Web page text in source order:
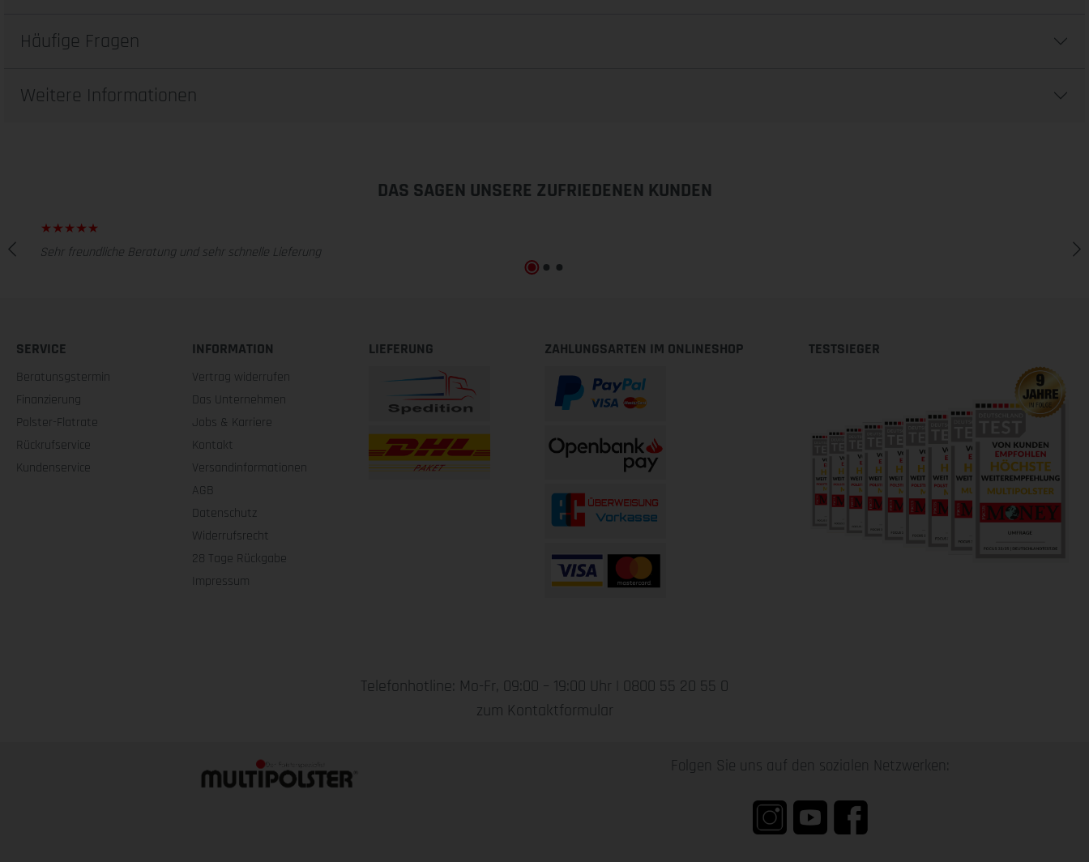
Häufige Fragen
Weitere Informationen
DAS SAGEN UNSERE ZUFRIEDENEN KUNDEN
Sehr freundliche Beratung und sehr schnelle Lieferung
SERVICE
Beratunsgstermin
Finanzierung
Polster-Flatrate
Rückrufservice
Kundenservice
INFORMATION
Vertrag widerrufen
Das Unternehmen
Jobs & Karriere
Kontakt
Versandinformationen
AGB
Datenschutz
Widerrufsrecht
28 Tage Rückgabe
Impressum
LIEFERUNG ZAHLUNGSARTEN IM ONLINESHOP TESTSIEGER
Telefonhotline: Mo-Fr, 09:00 – 19:00 Uhr | 0800 55 20 55 0
zum Kontaktformular
Folgen Sie uns auf den sozialen Netzwerken: